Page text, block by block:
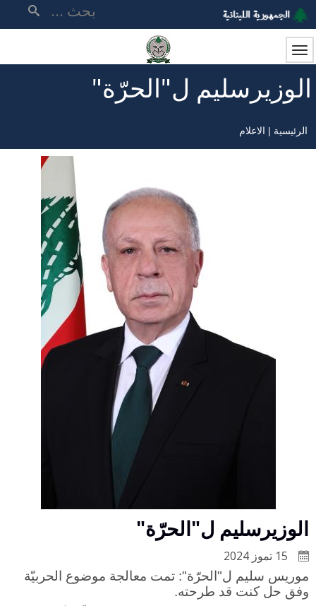
تجاوز
إلى
المحتوى
الرئيسي
الوزيرسليم ل"الحرّة"
مسار
الرئيسية الاعلام
الوزيرسليم ل"الحرّة"
موريس سليم ل"الحرّة": تمت معالجة موضوع الحربيّة
وفق حل كنت قد طرحته.